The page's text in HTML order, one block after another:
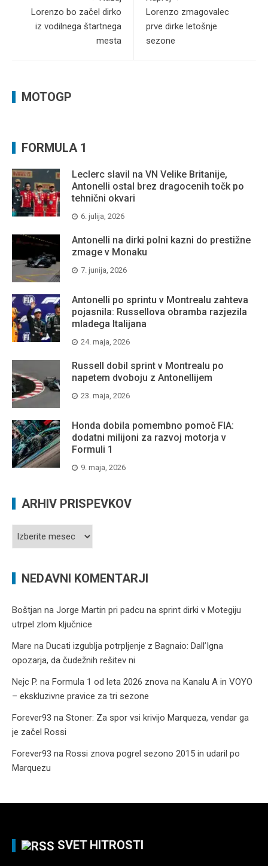
Lorenzo bo začel dirko
iz vodilnega štartnega
mesta
Lorenzo zmagovalec
prve dirke letošnje
sezone
MOTOGP
FORMULA 1
Leclerc slavil na VN Velike Britanije,
Antonelli ostal brez dragocenih točk po
tehnični okvari
6. julija, 2026
Antonelli na dirki polni kazni do prestižne
zmage v Monaku
7. junija, 2026
Antonelli po sprintu v Montrealu zahteva
pojasnila: Russellova obramba razjezila
mladega Italijana
24. maja, 2026
Russell dobil sprint v Montrealu po
napetem dvoboju z Antonellijem
23. maja, 2026
Honda dobila pomembno pomoč FIA:
dodatni milijoni za razvoj motorja v
Formuli 1
9. maja, 2026
ARHIV PRISPEVKOV
Arhiv
NEDAVNI KOMENTARJI
Boštjan na Jorge Martin pri padcu na sprint dirki v Motegiju
utrpel zlom ključnice
Mare na Ducati izgublja potrpljenje z Bagnaio: Dall’Igna
opozarja, da čudežnih rešitev ni
Nejc P. na Formula 1 od leta 2026 znova na Kanalu A in VOYO
– ekskluzivne pravice za tri sezone
Forever93 na Stoner: Za spor vsi krivijo Marqueza, vendar ga
je začel Rossi
Forever93 na Rossi znova pogrel sezono 2015 in udaril po
Marquezu
SVET HITROSTI